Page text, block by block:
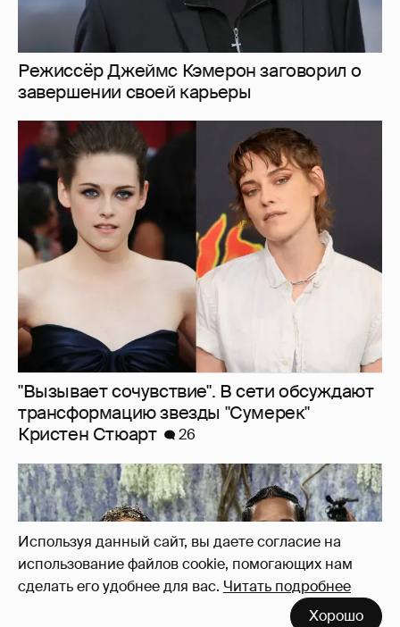
Используя данный сайт, вы даете согласие на
использование файлов cookie, помогающих нам
сделать его удобнее для вас. Читать подробнее
Хорошо
A$AP Rocky проговорился, что Рианна
работает над новым альбомом
Максим Матвеев проводит время в походе